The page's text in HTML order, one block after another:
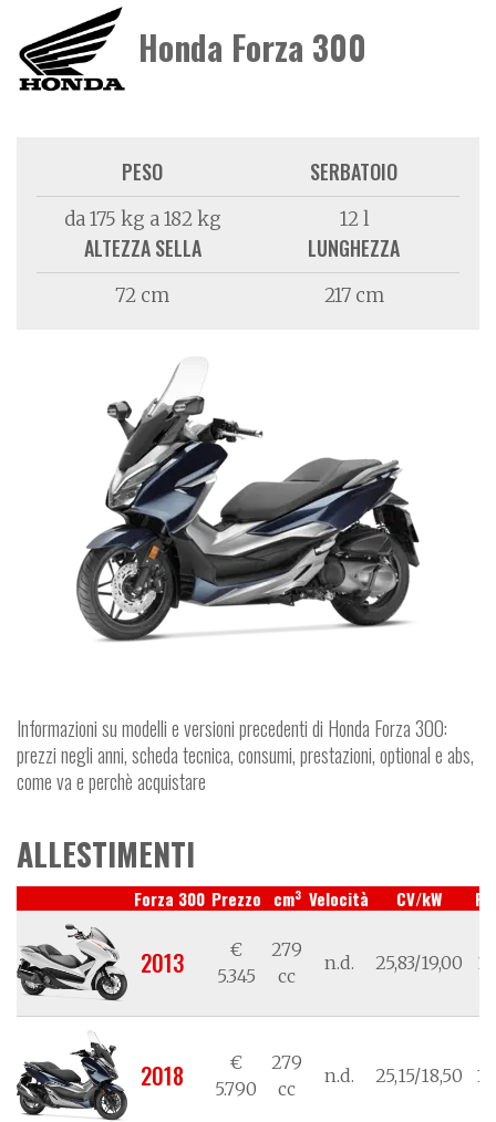
Honda Forza 300
PESO
da 175 kg a 182 kg
SERBATOIO
12 l
ALTEZZA SELLA
72 cm
LUNGHEZZA
217 cm
Informazioni su modelli e versioni precedenti di Honda Forza 300:
prezzi negli anni, scheda tecnica, consumi, prestazioni, optional e abs,
come va e perchè acquistare
ALLESTIMENTI
Forza 300 Prezzo cm3 Velocità CV/kW
2013
€
5.345
279
cc
n.d. 25,83/19,00
2018
€
5.790
279
cc
n.d. 25,15/18,50